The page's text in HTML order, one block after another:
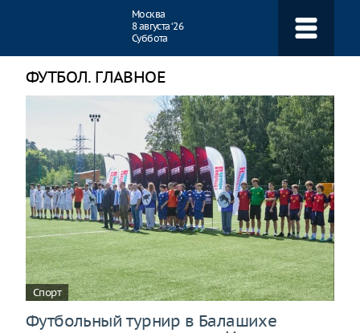
Москва
8 августа ‘26
Суббота
ФУТБОЛ. ГЛАВНОЕ
Спорт
Футбольный турнир в Балашихе